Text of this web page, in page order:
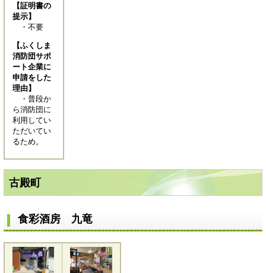
【証明書の
提示】
・不要
【ふくしま
消防団サポ
ート企業に
申請をした
理由】
・普段か
ら消防団に
利用してい
ただいてい
るため。
古殿町
食彩酒房 九竜